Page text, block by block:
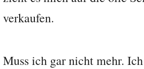
verkaufen.
Muss ich gar nicht mehr.